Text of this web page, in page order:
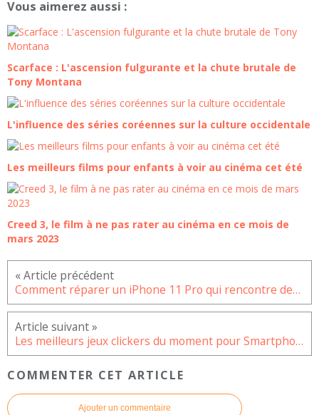
Vous aimerez aussi :
Scarface : L'ascension fulgurante et la chute brutale de
Tony Montana
L'influence des séries coréennes sur la culture occidentale
Les meilleurs films pour enfants à voir au cinéma cet été
Creed 3, le film à ne pas rater au cinéma en ce mois de
mars 2023
Comment réparer un iPhone 11 Pro qui rencontre des problèmes de son et fonctions audio ?
Les meilleurs jeux clickers du moment pour Smartphone
COMMENTER CET ARTICLE
Ajouter un commentaire